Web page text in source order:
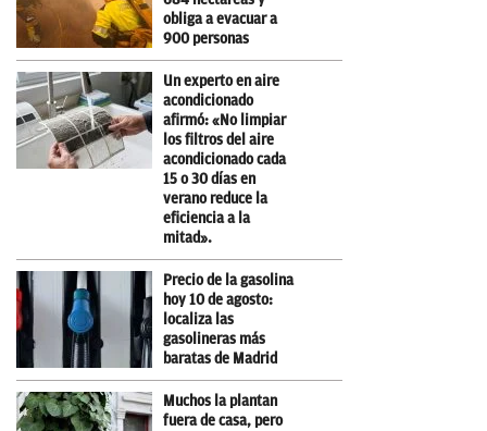
obliga a evacuar a
900 personas
Un experto en aire
acondicionado
afirmó: «No limpiar
los filtros del aire
acondicionado cada
15 o 30 días en
verano reduce la
eficiencia a la
mitad».
Precio de la gasolina
hoy 10 de agosto:
localiza las
gasolineras más
baratas de Madrid
Muchos la plantan
fuera de casa, pero